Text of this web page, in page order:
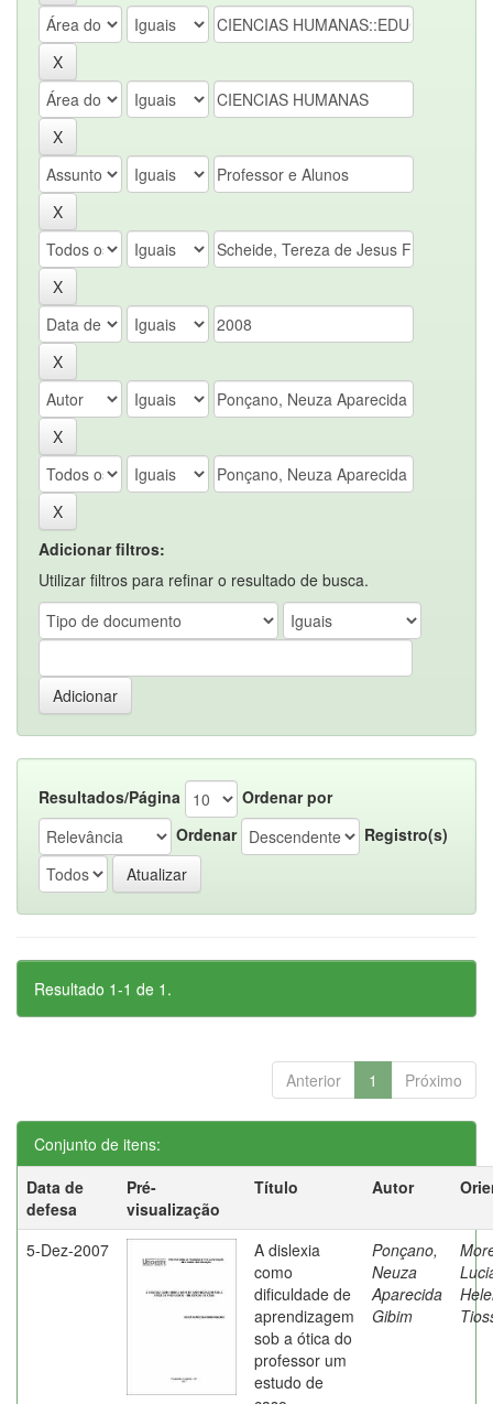
Adicionar filtros:
Utilizar filtros para refinar o resultado de busca.
Resultados/Página
Ordenar por
Ordenar
Registro(s)
Resultado 1-1 de 1.
Anterior 1 Próximo
Conjunto de itens:
Data de
defesa
Pré-
visualização
Título Autor
5-Dez-2007
A dislexia
como
dificuldade de
aprendizagem
sob a ótica do
professor um
estudo de
Ponçano,
Neuza
Aparecida
Gibim